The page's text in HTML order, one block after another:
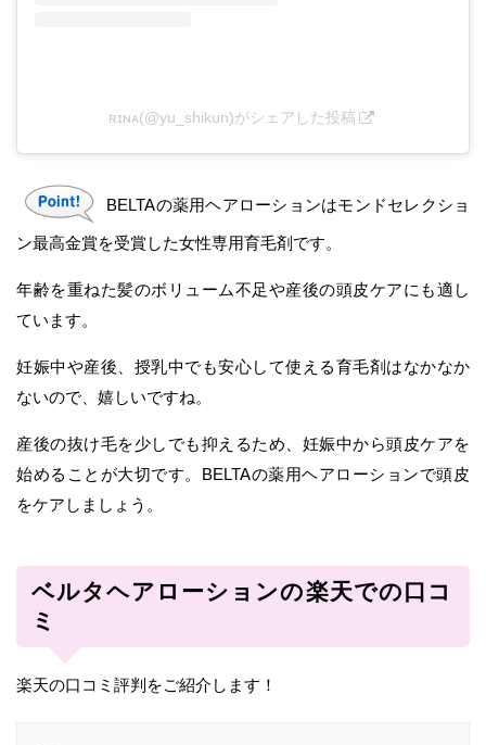
ʀɪɴᴀ(@yu_shikun)がシェアした投稿
BELTAの薬用ヘアローションはモンドセレクショ
ン最高金賞を受賞した女性専用育毛剤です。
年齢を重ねた髪のボリューム不足や産後の頭皮ケアにも適し
ています。
妊娠中や産後、授乳中でも安心して使える育毛剤はなかなか
ないので、嬉しいですね。
産後の抜け毛を少しでも抑えるため、妊娠中から頭皮ケアを
始めることが大切です。BELTAの薬用ヘアローションで頭皮
をケアしましょう。
ベルタヘアローションの楽天での口コ
ミ
楽天の口コミ評判をご紹介します！